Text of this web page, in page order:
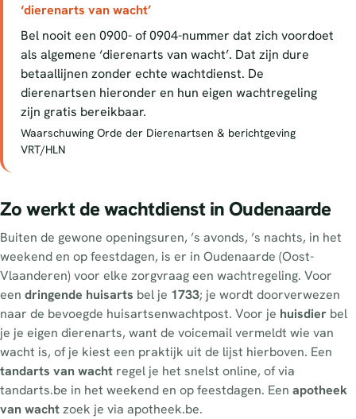
‘dierenarts van wacht’
Bel nooit een 0900- of 0904-nummer dat zich voordoet
als algemene ‘dierenarts van wacht’. Dat zijn dure
betaallijnen zonder echte wachtdienst. De
dierenartsen hieronder en hun eigen wachtregeling
zijn gratis bereikbaar.
Waarschuwing Orde der Dierenartsen & berichtgeving
VRT/HLN
Zo werkt de wachtdienst in Oudenaarde
Buiten de gewone openingsuren, ’s avonds, ’s nachts, in het
weekend en op feestdagen, is er in Oudenaarde (Oost-
Vlaanderen) voor elke zorgvraag een wachtregeling. Voor
een dringende huisarts bel je 1733; je wordt doorverwezen
naar de bevoegde huisartsenwachtpost. Voor je huisdier bel
je je eigen dierenarts, want de voicemail vermeldt wie van
wacht is, of je kiest een praktijk uit de lijst hierboven. Een
tandarts van wacht regel je het snelst online, of via
tandarts.be in het weekend en op feestdagen. Een apotheek
van wachtzoek je via apotheek.be.